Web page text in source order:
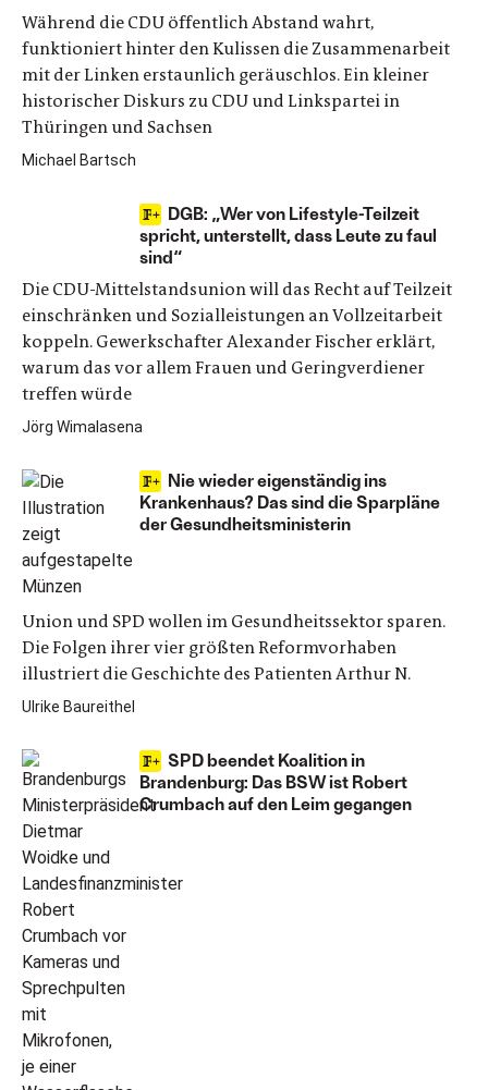
Während die CDU öffentlich Abstand wahrt,
funktioniert hinter den Kulissen die Zusammenarbeit
mit der Linken erstaunlich geräuschlos. Ein kleiner
historischer Diskurs zu CDU und Linkspartei in
Thüringen und Sachsen
Michael Bartsch
DGB: „Wer von Lifestyle-Teilzeit
spricht, unterstellt, dass Leute zu faul
sind“
Die CDU-Mittelstandsunion will das Recht auf Teilzeit
einschränken und Sozialleistungen an Vollzeitarbeit
koppeln. Gewerkschafter Alexander Fischer erklärt,
warum das vor allem Frauen und Geringverdiener
treffen würde
Jörg Wimalasena
Nie wieder eigenständig ins
Krankenhaus? Das sind die Sparpläne
der Gesundheitsministerin
Union und SPD wollen im Gesundheitssektor sparen.
Die Folgen ihrer vier größten Reformvorhaben
illustriert die Geschichte des Patienten Arthur N.
Ulrike Baureithel
SPD beendet Koalition in
Brandenburg: Das BSW ist Robert
Crumbach auf den Leim gegangen